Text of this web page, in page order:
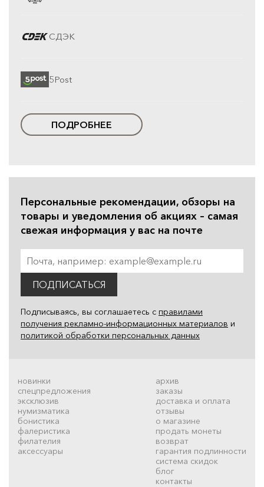
СДЭК
5Post
ПОДРОБНЕЕ
Персональные рекомендации, обзоры на
товары и уведомления об акциях – самая
свежая информация у вас на почте
ПОДПИСАТЬСЯ
Подписываясь, вы соглашаетесь с правилами
получения рекламно-информационных материалов и
политикой обработки персональных данных
новинки
спецпредложения
эксклюзив
нумизматика
бонистика
фалеристика
филателия
аксессуары
архив
заказы
доставка и оплата
отзывы
о магазине
продать монеты
возврат
гарантия подлинности
система скидок
блог
контакты